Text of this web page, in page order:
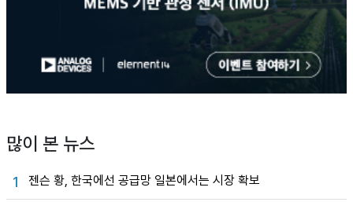
많이 본 뉴스
1 젠슨 황, 한국에선 공급망 일본에서는 시장 확보